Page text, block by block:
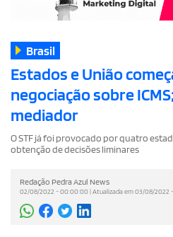
Brasil
Estados e União
negociação sobre
mediador
O STF já foi provocado por quatro
obtenção de decisões liminares
Redação Pedra Azul News
02/08/2022 - 00:00:00 | Atualizada em 03/08/2022 -